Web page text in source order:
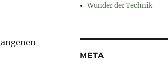
Wunder der Technik
META